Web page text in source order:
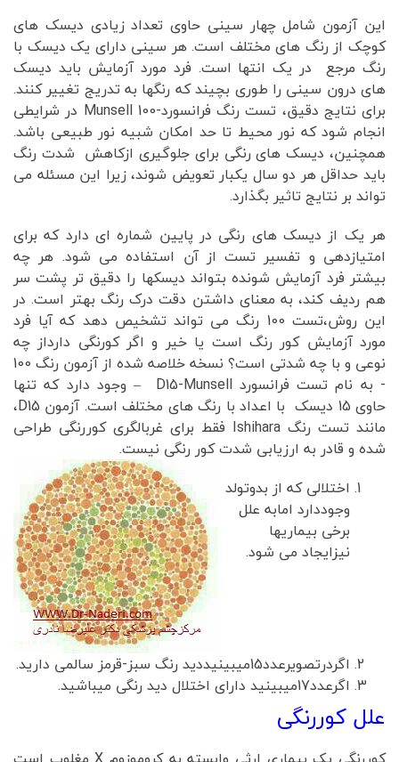
این آزمون شامل چهار سینی حاوی تعداد زیادی دیسک های
کوچک از رنگ های مختلف است. هر سینی دارای یک دیسک با
رنگ مرجع در یک انتها است. فرد مورد آزمایش باید دیسک
های درون سینی را طوری بچیند که رنگها به تدریج تغییر کنند.
برای نتایج دقیق، تست رنگ فرانسورد-Munsell 100 در شرایطی
انجام شود که نور محیط تا حد امکان شبیه نور طبیعی باشد.
همچنین، دیسک های رنگی برای جلوگیری ازکاهش شدت رنگ
باید حداقل هر دو سال یکبار تعویض شوند، زیرا این مسئله می
تواند بر نتایج تاثیر بگذارد.
هر یک از دیسک های رنگی در پایین شماره ای دارد که برای
امتیازدهی و تفسیر تست از آن استفاده می شود. هر چه
بیشتر فرد آزمایش شونده بتواند دیسکها را دقیق تر پشت سر
هم ردیف کند، به معنای داشتن دقت درک رنگ بهتر است. در
این روش،تست 100 رنگ می تواند تشخیص دهد که آیا فرد
مورد آزمایش کور رنگ است یا خیر و اگر کورنگی دارداز چه
نوعی و با چه شدتی است؟ نسخه خلاصه شده از آزمون رنگ 100
- به نام تست فرانسورد D15-Munsell – وجود دارد که تنها
حاوی 15 دیسک با اعداد با رنگ های مختلف است. آزمون D15،
مانند تست رنگ Ishihara فقط برای غربالگری کوررنگی طراحی
شده و قادر به ارزیابی شدت کور رنگی نیست.
اختلالی که از بدوتولد
وجوددارد امابه علل
برخی بیماریها
نیزایجاد می شود.
اگردرتصویرعدد15میبینیددید رنگ سبز-قرمز سالمی دارید.
اگرعدد17میبینید دارای اختلال دید رنگی میباشید.
علل کوررنگی